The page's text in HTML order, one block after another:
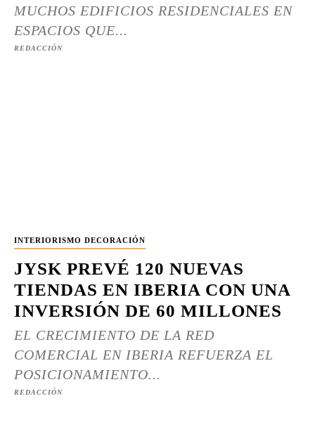
MUCHOS EDIFICIOS RESIDENCIALES EN
ESPACIOS QUE...
REDACCIÓN
INTERIORISMO DECORACIÓN
JYSK PREVÉ 120 NUEVAS
TIENDAS EN IBERIA CON UNA
INVERSIÓN DE 60 MILLONES
EL CRECIMIENTO DE LA RED
COMERCIAL EN IBERIA REFUERZA EL
POSICIONAMIENTO...
REDACCIÓN